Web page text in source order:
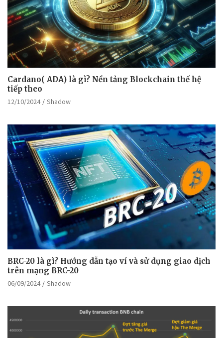
Cardano( ADA) là gì? Nền tảng Blockchain thế hệ
tiếp theo
12/10/2024 Shadow
BRC-20 là gì? Hướng dẫn tạo ví và sử dụng giao dịch
trên mạng BRC-20
06/09/2024 Shadow